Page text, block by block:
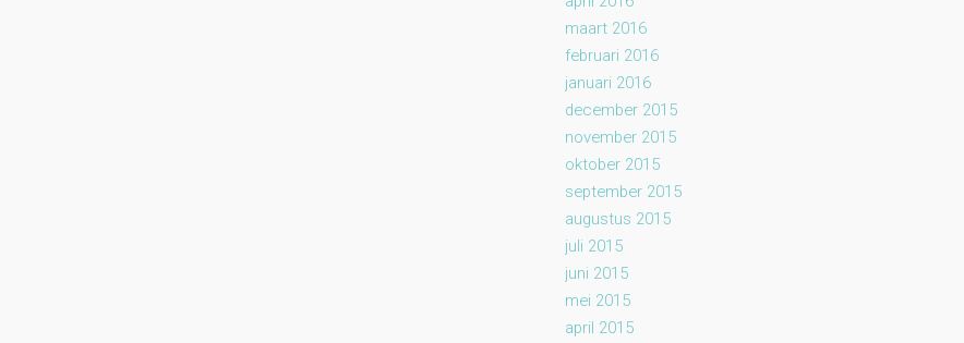
maart 2016
februari 2016
januari 2016
december 2015
november 2015
oktober 2015
september 2015
augustus 2015
juli 2015
juni 2015
mei 2015
april 2015